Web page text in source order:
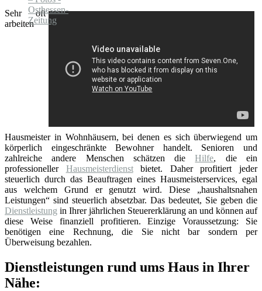
Sehr oft
arbeiten
Hausmeister in Wohnhäusern, bei denen es sich überwiegend um
körperlich eingeschränkte Bewohner handelt. Senioren und
zahlreiche andere Menschen schätzen dieHilfe, die ein
professioneller Hausmeisterdienstbietet. Daher profitiert jeder
steuerlich durch das Beauftragen eines Hausmeisterservices, egal
aus welchem Grund er genutzt wird. Diese „haushaltsnahen
Leistungen“ sind steuerlich absetzbar. Das bedeutet, Sie geben die
Dienstleistung in Ihrer jährlichen Steuererklärung an und können auf
diese Weise finanziell profitieren. Einzige Voraussetzung: Sie
benötigen eine Rechnung, die Sie nicht bar sondern per
Überweisung bezahlen.
Dienstleistungen rund ums Haus in Ihrer
Nähe: